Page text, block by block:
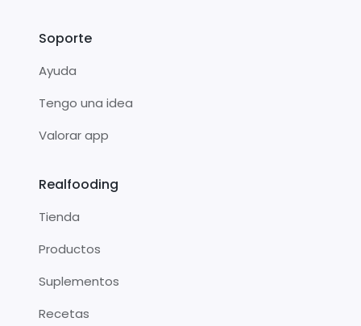
Soporte
Ayuda
Tengo una idea
Valorar app
Realfooding
Tienda
Productos
Suplementos
Recetas